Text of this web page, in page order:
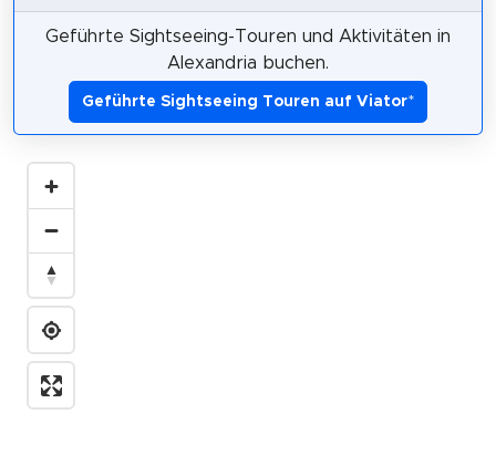
Geführte Sightseeing-Touren und Aktivitäten in
Alexandria buchen.
Geführte Sightseeing Touren auf Viator*